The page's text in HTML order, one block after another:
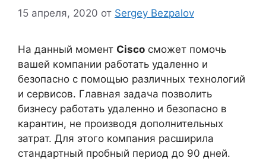
15 апреля, 2020 от Sergey Bezpalov
На данный момент Cisco сможет помочь
вашей компании работать удаленно и
безопасно с помощью различных технологий
и сервисов. Главная задача позволить
бизнесу работать удаленно и безопасно в
карантин, не производя дополнительных
затрат. Для этого компания расширила
стандартный пробный период до 90 дней.